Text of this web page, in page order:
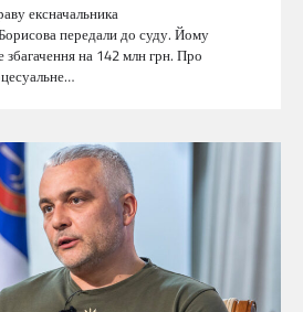
ексначальника
передали до суду. Йому
збагачення на 142 млн грн. Про